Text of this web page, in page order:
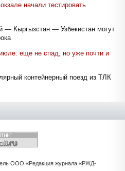
начали тестировать
— Кыргызстан — Узбекистан могут
еще не спад, но уже почти и
контейнерный поезд из ТЛК
ООО «Редакция журнала «РЖД-